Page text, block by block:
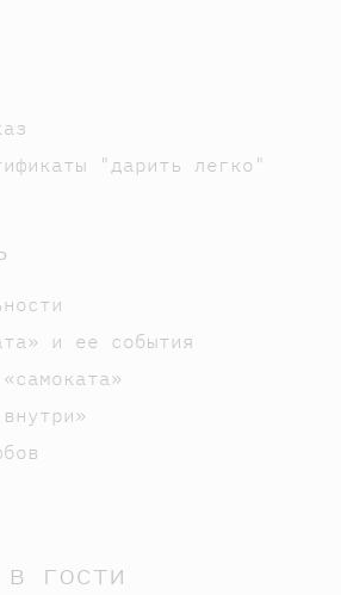
"дарить легко"
и ее события
в гости